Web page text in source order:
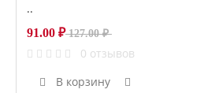
..
127.00 ₽
91.00 ₽
0 отзывов
В корзину